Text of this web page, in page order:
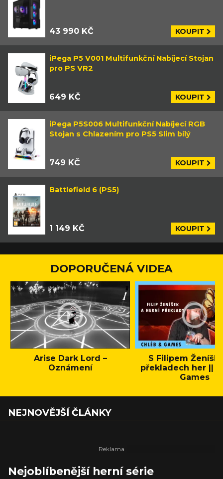
43 990 KČ KOUPIT
iPega P5 V001 Multifunkční Nabíjecí Stojan
pro PS VR2
649 KČ KOUPIT
iPega P5S006 Multifunkční Nabíjecí RGB
Stojan s Chlazením pro PS5 Slim bílý
749 KČ KOUPIT
Battlefield 6 (PS5)
1 149 KČ KOUPIT
DOPORUČENÁ VIDEA
Arise Dark Lord –
Oznámení
S Filipem
překladech her ||
Games
NEJNOVĚJŠÍ ČLÁNKY
Nejoblíbenější herní série